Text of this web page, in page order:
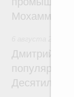
Дмитрий